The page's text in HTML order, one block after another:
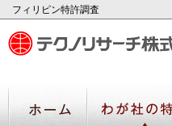
フィリピン特許調査